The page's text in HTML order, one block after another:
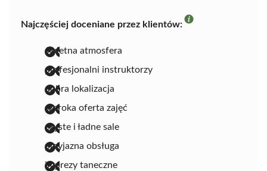
Najczęściej doceniane przez klientów:
świetna atmosfera
profesjonalni instruktorzy
dobra lokalizacja
szeroka oferta zajęć
czyste i ładne sale
przyjazna obsługa
imprezy taneczne